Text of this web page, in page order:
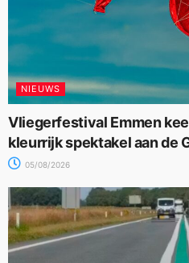
NIEUWS
Vliegerfestival Emmen
kleurrijk spektakel aan de
05/08/2026